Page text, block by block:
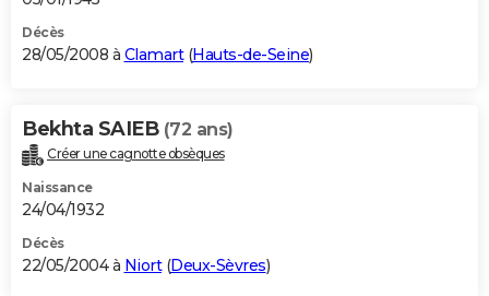
Décès
28/05/2008 à Clamart(Hauts-de-Seine)
Bekhta SAIEB (72 ans)
Créer une cagnotte obsèques
Naissance
24/04/1932
Décès
22/05/2004 à Niort(Deux-Sèvres)